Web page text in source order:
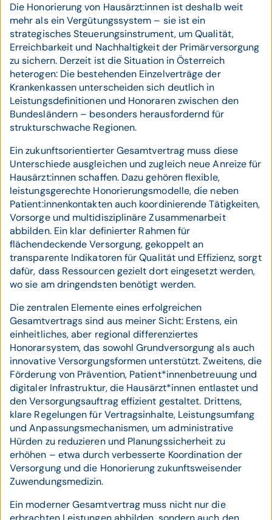
Die Honorierung von Hausärzt:innen ist deshalb weit
mehr als ein Vergütungssystem – sie ist ein
strategisches Steuerungsinstrument, um Qualität,
Erreichbarkeit und Nachhaltigkeit der Primärversorgung
zu sichern. Derzeit ist die Situation in Österreich
heterogen: Die bestehenden Einzelverträge der
Krankenkassen unterscheiden sich deutlich in
Leistungsdefinitionen und Honoraren zwischen den
Bundesländern – besonders herausfordernd für
strukturschwache Regionen.
Ein zukunftsorientierter Gesamtvertrag muss diese
Unterschiede ausgleichen und zugleich neue Anreize für
Hausärzt:innen schaffen. Dazu gehören flexible,
leistungsgerechte Honorierungsmodelle, die neben
Patient:innenkontakten auch koordinierende Tätigkeiten,
Vorsorge und multidisziplinäre Zusammenarbeit
abbilden. Ein klar definierter Rahmen für
flächendeckende Versorgung, gekoppelt an
transparente Indikatoren für Qualität und Effizienz, sorgt
dafür, dass Ressourcen gezielt dort eingesetzt werden,
wo sie am dringendsten benötigt werden.
Die zentralen Elemente eines erfolgreichen
Gesamtvertrags sind aus meiner Sicht: Erstens, ein
einheitliches, aber regional differenziertes
Honorarsystem, das sowohl Grundversorgung als auch
innovative Versorgungsformen unterstützt. Zweitens, die
Förderung von Prävention, Patient*innenbetreuung und
digitaler Infrastruktur, die Hausärzt*innen entlastet und
den Versorgungsauftrag effizient gestaltet. Drittens,
klare Regelungen für Vertragsinhalte, Leistungsumfang
und Anpassungsmechanismen, um administrative
Hürden zu reduzieren und Planungssicherheit zu
erhöhen – etwa durch verbesserte Koordination der
Versorgung und die Honorierung zukunftsweisender
Zuwendungsmedizin.
Ein moderner Gesamtvertrag muss nicht nur die